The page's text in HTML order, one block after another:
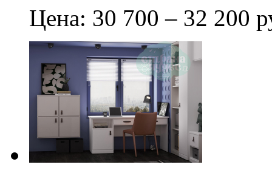
Цена: 30 700 – 32 200